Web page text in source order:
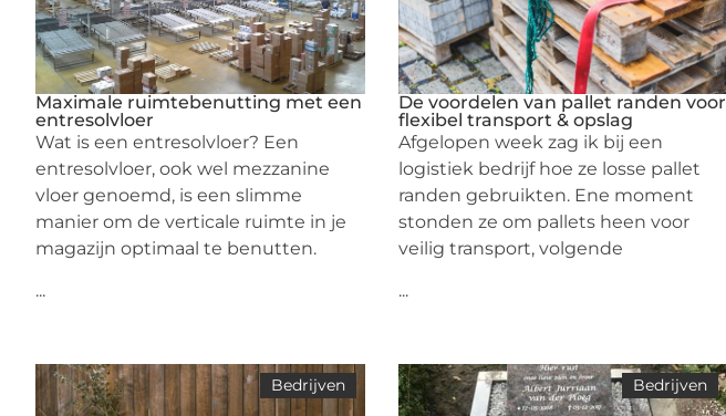
Maximale ruimtebenutting met een
entresolvloer
Wat is een entresolvloer? Een
entresolvloer, ook wel mezzanine
vloer genoemd, is een slimme
manier om de verticale ruimte in je
magazijn optimaal te benutten.
...
De voordelen van pallet randen voor
flexibel transport & opslag
Afgelopen week zag ik bij een
logistiek bedrijf hoe ze losse pallet
randen gebruikten. Ene moment
stonden ze om pallets heen voor
veilig transport, volgende
...
Bedrijven Bedrijven